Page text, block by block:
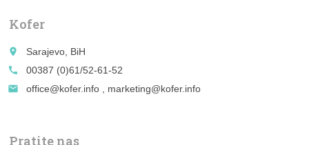
Kofer
place
Sarajevo, BiH
call
00387 (0)61/52-61-52
email
office@kofer.info , marketing@kofer.info
Pratite nas